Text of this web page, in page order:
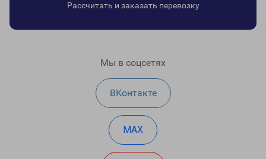
Рассчитать и заказать перевозку
Мы в соцсетях
ВКонтакте
MAX